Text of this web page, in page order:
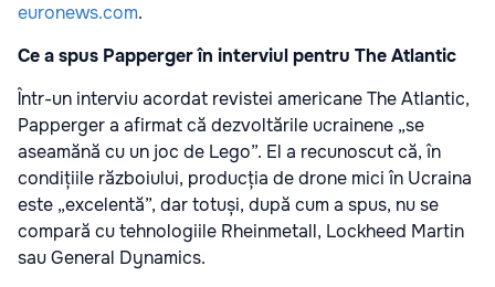
euronews.com.
Ce a spus Papperger în interviul pentru The Atlantic
Într-un interviu acordat revistei americane The Atlantic,
Papperger a afirmat că dezvoltările ucrainene „se
aseamănă cu un joc de Lego”. El a recunoscut că, în
condițiile războiului, producția de drone mici în Ucraina
este „excelentă”, dar totuși, după cum a spus, nu se
compară cu tehnologiile Rheinmetall, Lockheed Martin
sau General Dynamics.